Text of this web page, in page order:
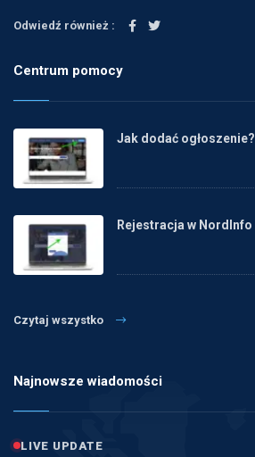
Odwiedź również :
Centrum pomocy
Jak dodać ogłoszenie?
Rejestracja w NordInfo
Czytaj wszystko
Najnowsze wiadomości
LIVE UPDATE